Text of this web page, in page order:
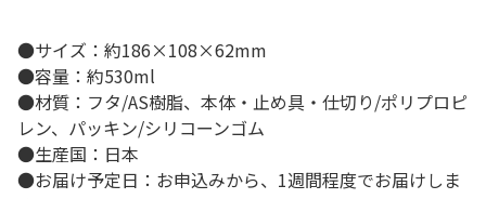
●サイズ：約186×108×62mm
●容量：約530ml
●材質：フタ/AS樹脂、本体・止め具・仕切り/ポリプロピ
レン、パッキン/シリコーンゴム
●生産国：日本
●お届け予定日：お申込みから、1週間程度でお届けしま